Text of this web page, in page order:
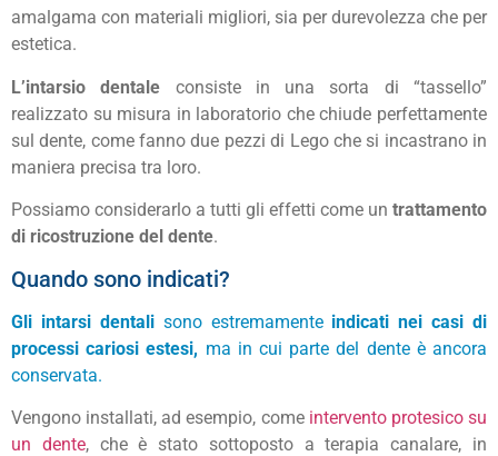
amalgama con materiali migliori, sia per durevolezza che per
estetica.
L’intarsio dentale consiste in una sorta di “tassello”
realizzato su misura in laboratorio che chiude perfettamente
sul dente, come fanno due pezzi di Lego che si incastrano in
maniera precisa tra loro.
Possiamo considerarlo a tutti gli effetti come un trattamento
di ricostruzione del dente.
Quando sono indicati?
Gli intarsi dentalisono estremamente indicati nei casi di
processi cariosi estesi, ma in cui parte del dente è ancora
conservata.
Vengono installati, ad esempio, come intervento protesico su
un dente, che è stato sottoposto a terapia canalare, in